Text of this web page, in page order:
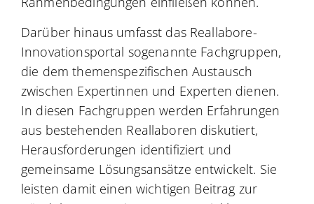
Darüber hinaus umfasst das Reallabore-
Innovationsportal sogenannte Fachgruppen,
die dem themenspezifischen Austausch
zwischen Expertinnen und Experten dienen.
In diesen Fachgruppen werden Erfahrungen
aus bestehenden Reallaboren diskutiert,
Herausforderungen identifiziert und
gemeinsame Lösungsansätze entwickelt. Sie
leisten damit einen wichtigen Beitrag zur